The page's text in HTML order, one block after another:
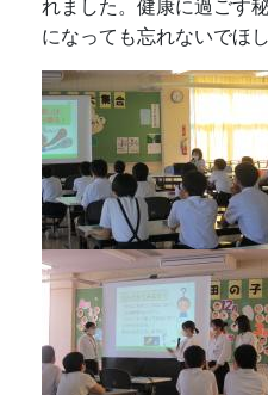
れました。健康に過ごす
になっても忘れないでほ